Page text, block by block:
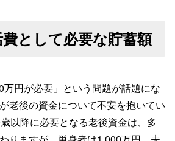
として必要な貯蓄額
円が必要」という問題が話題にな
老後の資金について不安を抱いてい
以降に必要となる老後資金は、多